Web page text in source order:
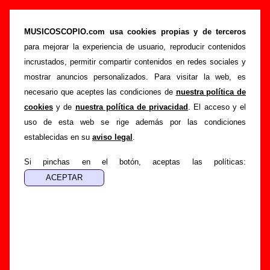
MUSICOSCOPIO.com usa cookies propias y de terceros
para mejorar la experiencia de usuario, reproducir contenidos
incrustados, permitir compartir contenidos en redes sociales y
mostrar anuncios personalizados. Para visitar la web, es
necesario que aceptes las condiciones de nuestra política de
cookies y de nuestra política de privacidad . El acceso y el
uso de esta web se rige además por las condiciones
establecidas en su aviso legal .
Si pinchas en el botón, aceptas las políticas:
La Casa Azul - Añadir o corregir información
Portada >La Casa Azul >Añadir
Si tienes información adicional, puedes enviar nueva
información o corregir la existente mediante el siguiente
formulario o escribiendo un e-mail a
guialven@musicoscopio.com.Gracias por tu
colaboración.
Nombre: